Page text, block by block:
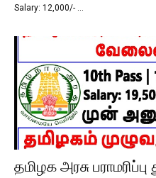
Salary: 12,000/- …
தமிழக அரசு